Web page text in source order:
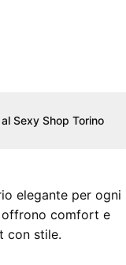
Sexy Shop Torino
elegante per ogni
offrono comfort e
con stile.